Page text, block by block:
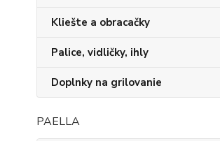
Kliešte a obracačky
Palice, vidličky, ihly
Doplnky na grilovanie
PAELLA